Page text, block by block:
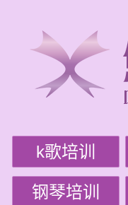
k歌培训
钢琴培训